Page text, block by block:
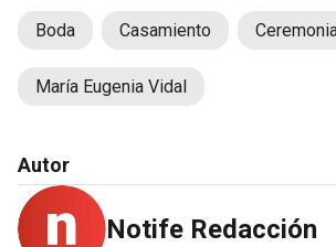
Boda Casamiento
María Eugenia Vidal
Autor
Notife Redacción